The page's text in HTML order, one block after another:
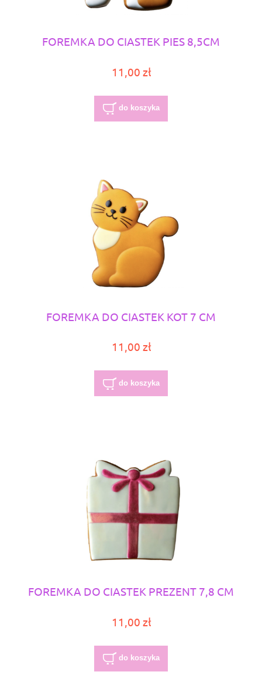
FOREMKA DO CIASTEK PIES 8,5CM
11,00 zł
do koszyka
FOREMKA DO CIASTEK KOT 7 CM
11,00 zł
do koszyka
FOREMKA DO CIASTEK PREZENT 7,8 CM
11,00 zł
do koszyka